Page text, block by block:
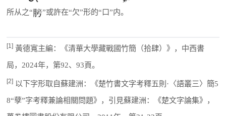
所从之“
”或許在“欠”形的“口”内。
[1] 黃德寬主編：《清華大學藏戰國竹簡（拾肆）》，中西書
局，2024年，第92、93頁。
[2] 以下字形取自蘇建洲：《楚竹書文字考釋五則·〈語叢三〉簡5
8“孽”字考釋兼論相關問題》，引見蘇建洲：《楚文字論集》，